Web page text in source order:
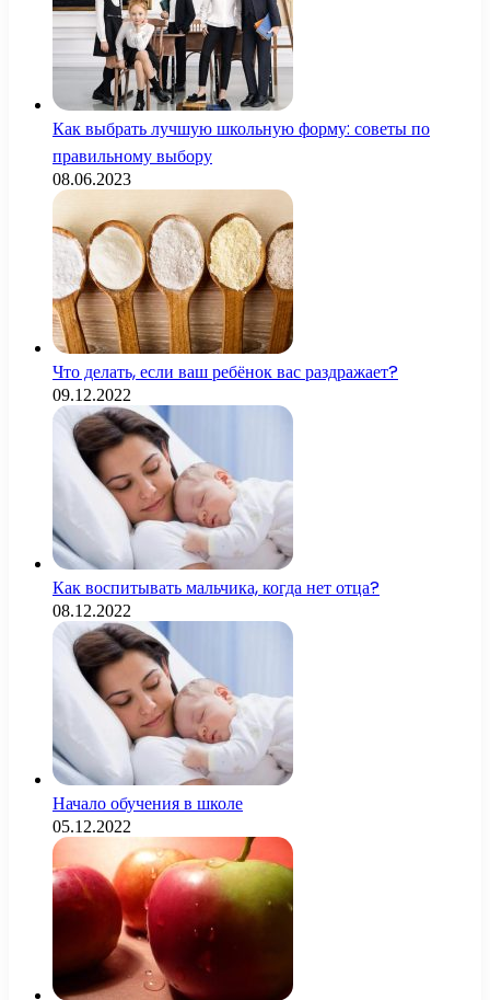
Как выбрать лучшую школьную форму: советы по
правильному выбору
08.06.2023
Что делать, если ваш ребёнок вас раздражает?
09.12.2022
Как воспитывать мальчика, когда нет отца?
08.12.2022
Начало обучения в школе
05.12.2022